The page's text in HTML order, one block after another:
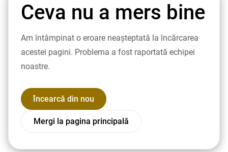
Ceva nu a mers bine
Am întâmpinat o eroare neașteptată la încărcarea
acestei pagini. Problema a fost raportată echipei
noastre.
Încearcă din nou
Mergi la pagina principală